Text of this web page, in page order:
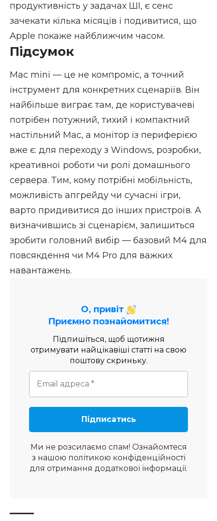
продуктивність у задачах ШІ, є сенс
зачекати кілька місяців і подивитися, що
Apple покаже найближчим часом.
Підсумок
Mac mini — це не компроміс, а точний
інструмент для конкретних сценаріїв. Він
найбільше виграє там, де користувачеві
потрібен потужний, тихий і компактний
настільний Mac, а монітор із периферією
вже є: для переходу з Windows, розробки,
креативної роботи чи ролі домашнього
сервера. Тим, кому потрібні мобільність,
можливість апгрейду чи сучасні ігри,
варто придивитися до інших пристроїв. А
визначившись зі сценарієм, залишиться
зробити головний вибір — базовий M4 для
повсякдення чи M4 Pro для важких
навантажень.
О, привіт
Приємно познайомитися!
Підпишіться, щоб щотижня
отримувати найцікавіші статті на свою
поштову скриньку.
Ми не розсилаємо спам! Ознайомтеся
з нашою політикою конфіденційності
для отримання додаткової інформації.